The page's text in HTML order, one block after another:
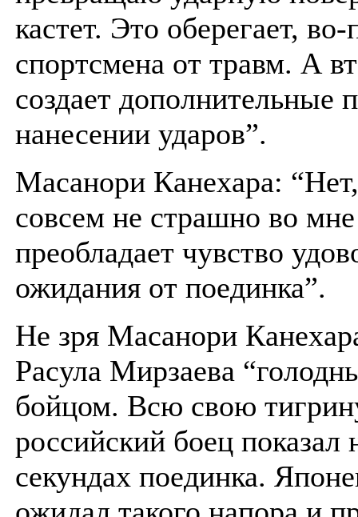
кастет. Это оберегает,
спортсмена от травм. А
создает дополнительные
нанесении ударов”.
Масанори Канехара:
совсем не страшно во мне
преобладает чувство
ожидания от поединка”.
Не зря Масанори
Расула Мирзаева
бойцом. Всю свою
российский боец показал
секундах поединка.